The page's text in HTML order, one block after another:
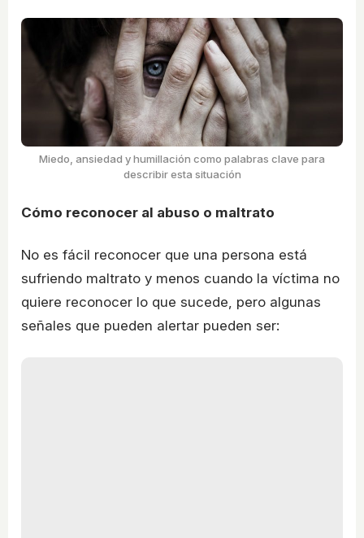
Miedo, ansiedad y humillación como palabras clave para
describir esta situación
Cómo reconocer al abuso o maltrato
No es fácil reconocer que una persona está
sufriendo maltrato y menos cuando la víctima no
quiere reconocer lo que sucede, pero algunas
señales que pueden alertar pueden ser: